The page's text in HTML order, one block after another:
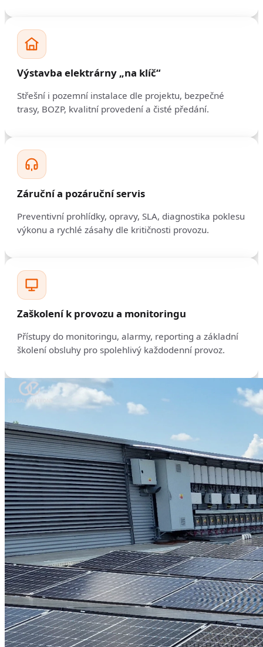
Výstavba elektrárny „na klíč“
Střešní i pozemní instalace dle projektu, bezpečné
trasy, BOZP, kvalitní provedení a čisté předání.
Záruční a pozáruční servis
Preventivní prohlídky, opravy, SLA, diagnostika poklesu
výkonu a rychlé zásahy dle kritičnosti provozu.
Zaškolení k provozu a monitoringu
Přístupy do monitoringu, alarmy, reporting a základní
školení obsluhy pro spolehlivý každodenní provoz.